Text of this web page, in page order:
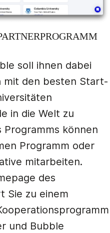
soll ihnen dabei
mit den besten Start-
in die Welt zu
Programms können
Programm oder
mitarbeiten.
des
Sie zu einem
und Bubble